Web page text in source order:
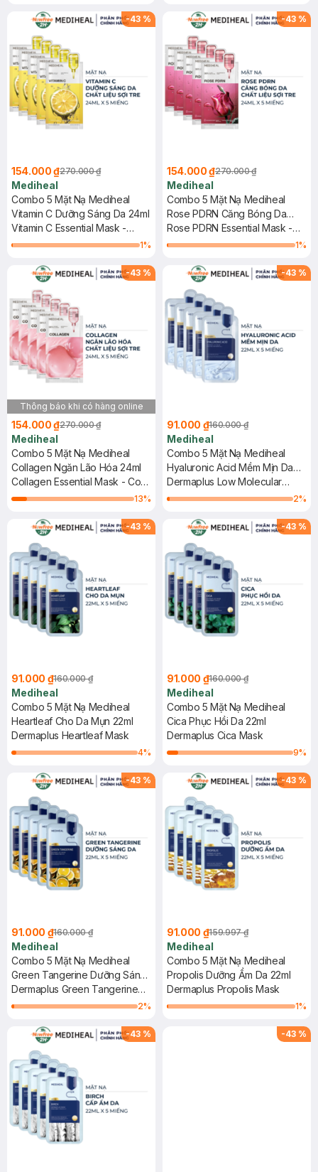
-43 %
154.000 ₫270.000 ₫
Mediheal
Combo 5 Mặt Nạ Mediheal
Vitamin C Dưỡng Sáng Da 24ml
Vitamin C Essential Mask -
Clear Toning
1%
-43 %
154.000 ₫270.000 ₫
Mediheal
Combo 5 Mặt Nạ Mediheal
Rose PDRN Căng Bóng Da
24ml
Rose PDRN Essential Mask -
Healthy Glow
1%
-43 %
Thông báo khi có hàng online
154.000 ₫270.000 ₫
Mediheal
Combo 5 Mặt Nạ Mediheal
Collagen Ngăn Lão Hóa 24ml
Collagen Essential Mask - Core
Firming
13%
-43 %
91.000 ₫160.000 ₫
Mediheal
Combo 5 Mặt Nạ Mediheal
Hyaluronic Acid Mềm Mịn Da
22ml
Dermaplus Low Molecular
Hyaluronic Acid Mask
2%
-43 %
91.000 ₫160.000 ₫
Mediheal
Combo 5 Mặt Nạ Mediheal
Heartleaf Cho Da Mụn 22ml
Dermaplus Heartleaf Mask
4%
-43 %
91.000 ₫160.000 ₫
Mediheal
Combo 5 Mặt Nạ Mediheal
Cica Phục Hồi Da 22ml
Dermaplus Cica Mask
9%
-43 %
91.000 ₫160.000 ₫
Mediheal
Combo 5 Mặt Nạ Mediheal
Green Tangerine Dưỡng Sáng
Da 22ml
Dermaplus Green Tangerine
Mask
2%
-43 %
91.000 ₫159.997 ₫
Mediheal
Combo 5 Mặt Nạ Mediheal
Propolis Dưỡng Ẩm Da 22ml
Dermaplus Propolis Mask
1%
-43 % -43 %